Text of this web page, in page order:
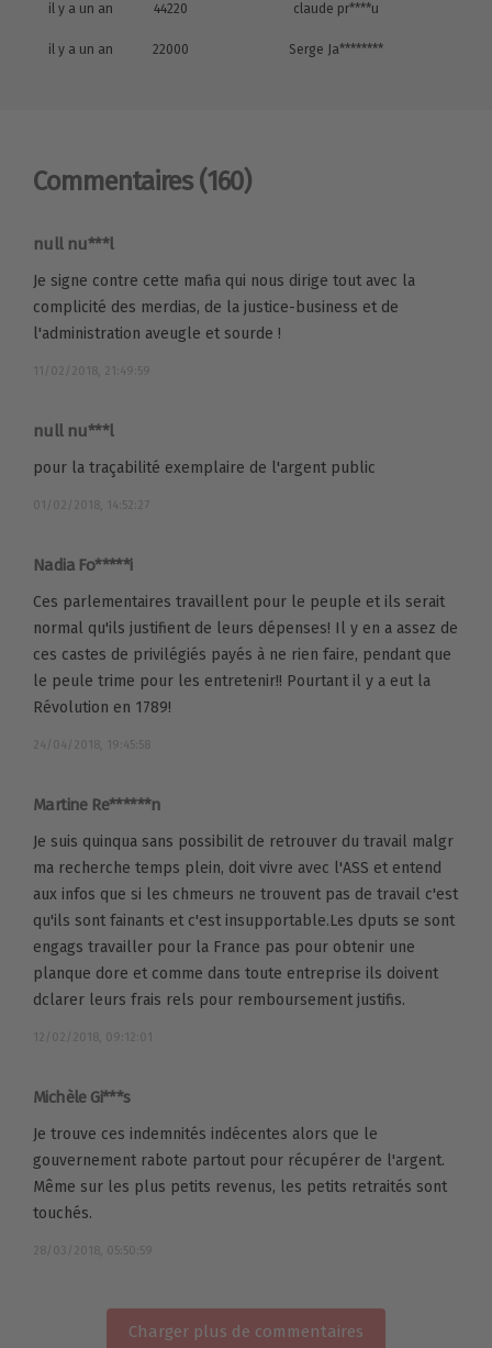
il y a un an 44220 claude pr****u
il y a un an 22000 Serge Ja********
Commentaires (160)
null nu***l
Je signe contre cette mafia qui nous dirige tout avec la
complicité des merdias, de la justice-business et de
l'administration aveugle et sourde !
11/02/2018, 21:49:59
null nu***l
pour la traçabilité exemplaire de l'argent public
01/02/2018, 14:52:27
Nadia Fo*****i
Ces parlementaires travaillent pour le peuple et ils serait
normal qu'ils justifient de leurs dépenses! Il y en a assez de
ces castes de privilégiés payés à ne rien faire, pendant que
le peule trime pour les entretenir!! Pourtant il y a eut la
Révolution en 1789!
24/04/2018, 19:45:58
Martine Re******n
Je suis quinqua sans possibilit de retrouver du travail malgr
ma recherche temps plein, doit vivre avec l'ASS et entend
aux infos que si les chmeurs ne trouvent pas de travail c'est
qu'ils sont fainants et c'est insupportable.Les dputs se sont
engags travailler pour la France pas pour obtenir une
planque dore et comme dans toute entreprise ils doivent
dclarer leurs frais rels pour remboursement justifis.
12/02/2018, 09:12:01
Michèle Gi***s
Je trouve ces indemnités indécentes alors que le
gouvernement rabote partout pour récupérer de l'argent.
Même sur les plus petits revenus, les petits retraités sont
touchés.
28/03/2018, 05:50:59
Charger plus de commentaires